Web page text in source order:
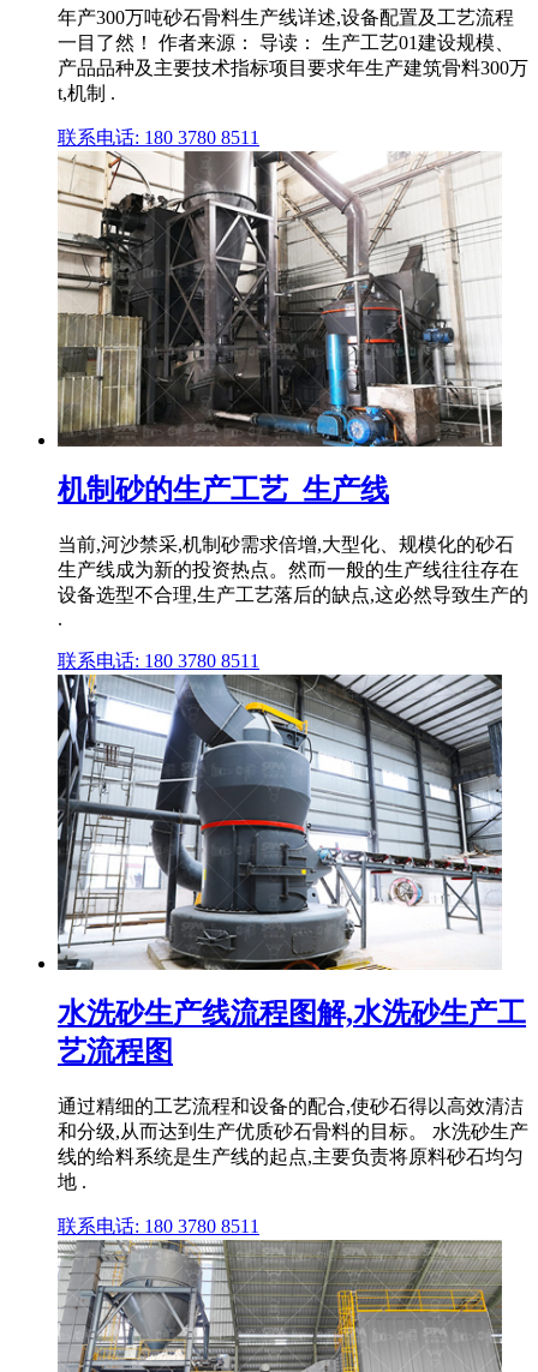
年产300万吨砂石骨料生产线详述,设备配置及工艺流程
一目了然！ 作者来源： 导读： 生产工艺01建设规模、
产品品种及主要技术指标项目要求年生产建筑骨料300万
t,机制 .
联系电话: 180 3780 8511
机制砂的生产工艺_生产线
当前,河沙禁采,机制砂需求倍增,大型化、规模化的砂石
生产线成为新的投资热点。然而一般的生产线往往存在
设备选型不合理,生产工艺落后的缺点,这必然导致生产的
.
联系电话: 180 3780 8511
水洗砂生产线流程图解,水洗砂生产工
艺流程图
通过精细的工艺流程和设备的配合,使砂石得以高效清洁
和分级,从而达到生产优质砂石骨料的目标。 水洗砂生产
线的给料系统是生产线的起点,主要负责将原料砂石均匀
地 .
联系电话: 180 3780 8511